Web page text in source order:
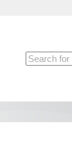
Search